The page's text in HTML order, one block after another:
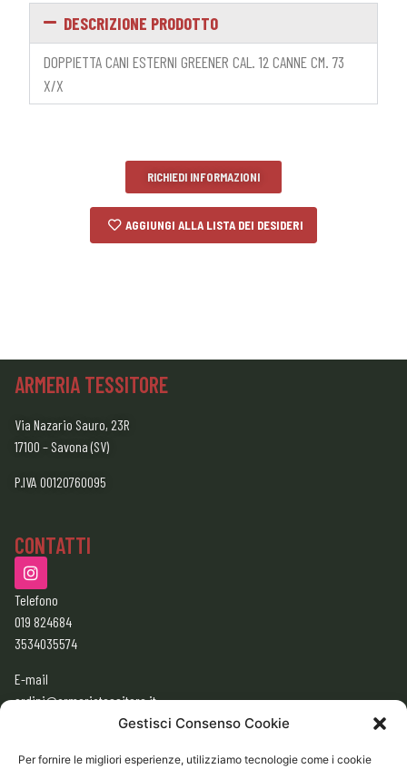
Gestisci Consenso Cookie
Per fornire le migliori esperienze, utilizziamo tecnologie come i cookie
DESCRIZIONE PRODOTTO
DOPPIETTA CANI ESTERNI GREENER CAL. 12 CANNE CM. 73
X/X
RICHIEDI INFORMAZIONI
AGGIUNGI ALLA LISTA DEI DESIDERI
ARMERIA TESSITORE
Via Nazario Sauro, 23R
17100 – Savona (SV)
P.IVA 00120760095
CONTATTI
Telefono
019 824684
3534035574
E-mail
ordini@armeriatessitore.it
armeriatessitore@gmail.com